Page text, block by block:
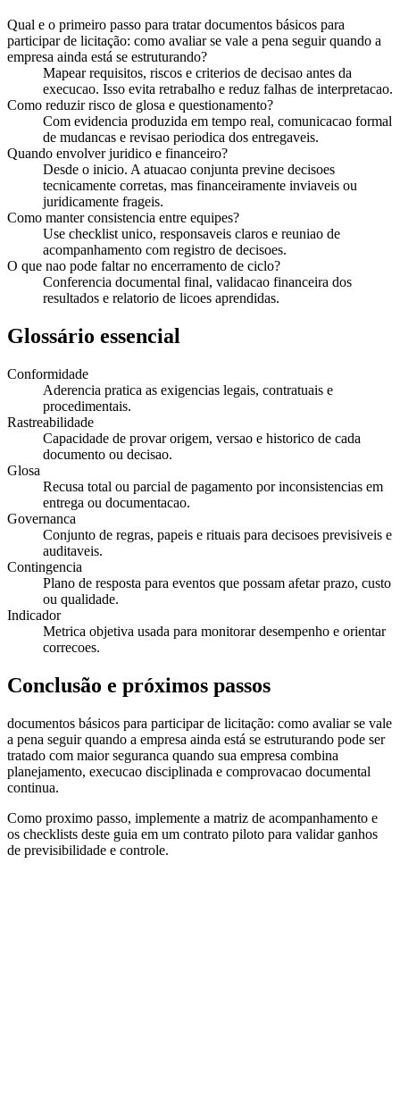
Qual e o primeiro passo para tratar documentos básicos para
participar de licitação: como avaliar se vale a pena seguir quando a
empresa ainda está se estruturando?
Mapear requisitos, riscos e criterios de decisao antes da
execucao. Isso evita retrabalho e reduz falhas de interpretacao.
Como reduzir risco de glosa e questionamento?
Com evidencia produzida em tempo real, comunicacao formal
de mudancas e revisao periodica dos entregaveis.
Quando envolver juridico e financeiro?
Desde o inicio. A atuacao conjunta previne decisoes
tecnicamente corretas, mas financeiramente inviaveis ou
juridicamente frageis.
Como manter consistencia entre equipes?
Use checklist unico, responsaveis claros e reuniao de
acompanhamento com registro de decisoes.
O que nao pode faltar no encerramento de ciclo?
Conferencia documental final, validacao financeira dos
resultados e relatorio de licoes aprendidas.
Glossário essencial
Conformidade
Aderencia pratica as exigencias legais, contratuais e
procedimentais.
Rastreabilidade
Capacidade de provar origem, versao e historico de cada
documento ou decisao.
Glosa
Recusa total ou parcial de pagamento por inconsistencias em
entrega ou documentacao.
Governanca
Conjunto de regras, papeis e rituais para decisoes previsiveis e
auditaveis.
Contingencia
Plano de resposta para eventos que possam afetar prazo, custo
ou qualidade.
Indicador
Metrica objetiva usada para monitorar desempenho e orientar
correcoes.
Conclusão e próximos passos
documentos básicos para participar de licitação: como avaliar se vale
a pena seguir quando a empresa ainda está se estruturando pode ser
tratado com maior seguranca quando sua empresa combina
planejamento, execucao disciplinada e comprovacao documental
continua.
Como proximo passo, implemente a matriz de acompanhamento e
os checklists deste guia em um contrato piloto para validar ganhos
de previsibilidade e controle.